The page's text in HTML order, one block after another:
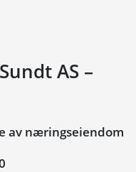
AS –
av næringseiendom